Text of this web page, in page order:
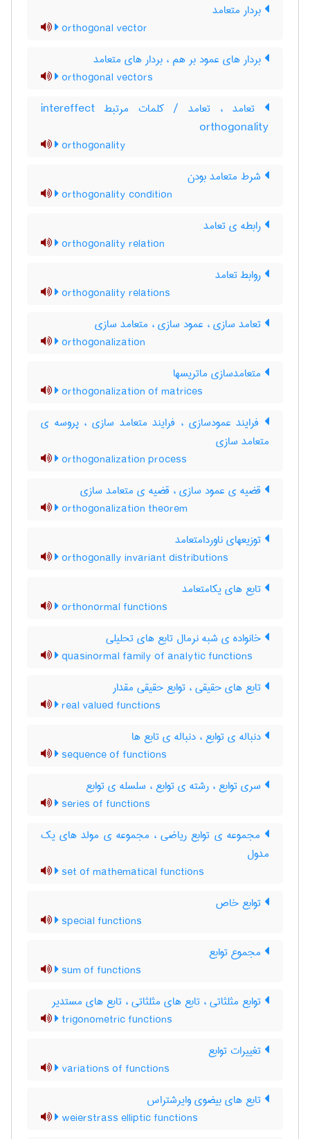
بردار متعامد
orthogonal vector
بردار های عمود بر هم ، بردار های متعامد
orthogonal vectors
تعامد ، تعامد / کلمات مرتبط intereffect
orthogonality
orthogonality
شرط متعامد بودن
orthogonality condition
رابطه ی تعامد
orthogonality relation
روابط تعامد
orthogonality relations
تعامد سازی ، عمود سازی ، متعامد سازی
orthogonalization
متعامدسازی ماتریسها
orthogonalization of matrices
فرایند عمودسازی ، فرایند متعامد سازی ، پروسه ی
متعامد سازی
orthogonalization process
قضیه ی عمود سازی ، قضیه ی متعامد سازی
orthogonalization theorem
توزیعهای ناوردامتعامد
orthogonally invariant distributions
تابع های یکامتعامد
orthonormal functions
خانواده ی شبه نرمال تابع های تحلیلی
quasinormal family of analytic functions
تابع های حقیقی ، توابع حقیقی مقدار
real valued functions
دنباله ی توابع ، دنباله ی تابع ها
sequence of functions
سری توابع ، رشته ی توابع ، سلسله ی توابع
series of functions
مجموعه ی توابع ریاضی ، مجموعه ی مولد های یک
مدول
set of mathematical functions
توابع خاص
special functions
مجموع توابع
sum of functions
توابع مثلثاتی ، تابع های مثلثاتی ، تابع های مستدیر
trigonometric functions
تغییرات توابع
variations of functions
تابع های بیضوی وایرشتراس
weierstrass elliptic functions